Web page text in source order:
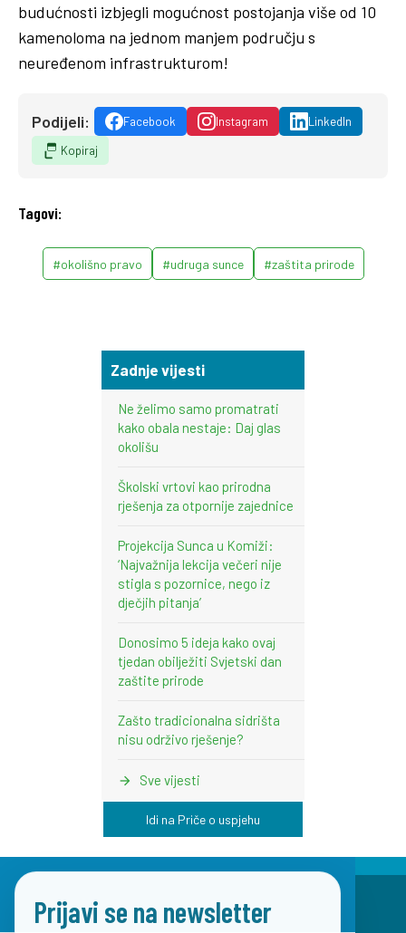
budućnosti izbjegli mogućnost postojanja više od 10
kamenoloma na jednom manjem području s
neuređenom infrastrukturom!
Podijeli: Facebook Instagram
LinkedIn
Kopiraj
Tagovi:
#okolišno pravo #udruga sunce #zaštita prirode
Zadnje vijesti
Ne želimo samo promatrati
kako obala nestaje: Daj glas
okolišu
Školski vrtovi kao prirodna
rješenja za otpornije zajednice
Projekcija Sunca u Komiži:
‘Najvažnija lekcija večeri nije
stigla s pozornice, nego iz
dječjih pitanja’
Donosimo 5 ideja kako ovaj
tjedan obilježiti Svjetski dan
zaštite prirode
Zašto tradicionalna sidrišta
nisu održivo rješenje?
Sve vijesti
Idi na Priče o uspjehu
Prijavi se na newsletter